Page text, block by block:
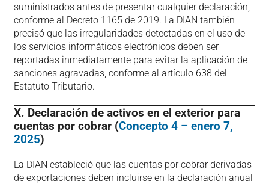
suministrados antes de presentar cualquier declaración,
conforme al Decreto 1165 de 2019. La DIAN también
precisó que las irregularidades detectadas en el uso de
los servicios informáticos electrónicos deben ser
reportadas inmediatamente para evitar la aplicación de
sanciones agravadas, conforme al artículo 638 del
Estatuto Tributario.
X. Declaración de activos en el exterior para
cuentas por cobrar (Concepto 4 – enero 7,
2025)
La DIAN estableció que las cuentas por cobrar derivadas
de exportaciones deben incluirse en la declaración anual